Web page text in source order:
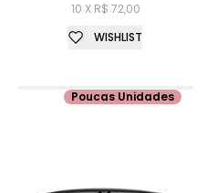
10 X R$ 72,00
WISHLIST
Poucas Unidades